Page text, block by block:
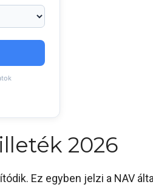
2026
Ez egyben jelzi a NAV